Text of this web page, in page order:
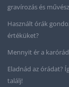
gravírozás és
Használt órák
értéküket?
Mennyit ér a
Eladnád az órádat?
találj!